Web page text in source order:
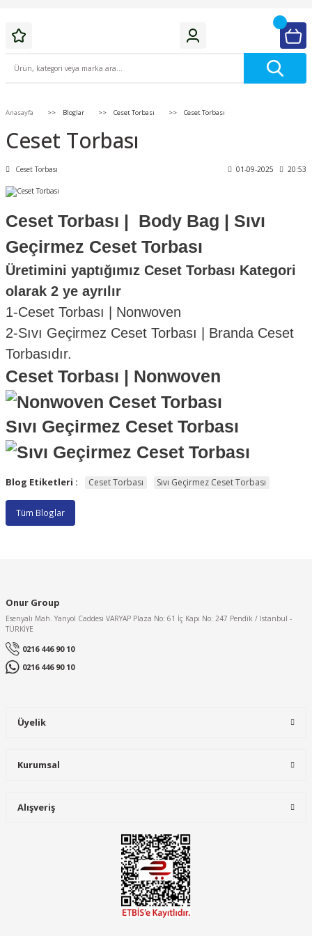
Anasayfa Bloglar Ceset Torbası Ceset Torbası
Ceset Torbası
Ceset Torbası 01-09-2025 20:53
Ceset Torbası | Body Bag | Sıvı
Geçirmez Ceset Torbası
Üretimini yaptığımız Ceset Torbası Kategori
olarak 2 ye ayrılır
1-Ceset Torbası
| Nonwoven
2-Sıvı Geçirmez Ceset Torbası | Branda Ceset
Torbasıdır.
Ceset Torbası | Nonwoven
Sıvı Geçirmez Ceset Torbası
Blog Etiketleri : Ceset Torbası Sıvı Geçirmez Ceset Torbası
Tüm Bloglar
Onur Group
Esenyalı Mah. Yanyol Caddesi VARYAP Plaza No: 61 İç Kapı No: 247 Pendik / Istanbul -
TÜRKİYE
0216 446 90 10
0216 446 90 10
Üyelik
Kurumsal
Alışveriş